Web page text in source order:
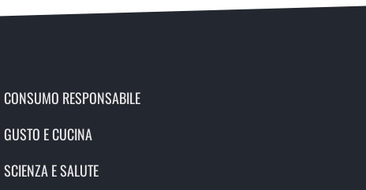
CONSUMO RESPONSABILE
GUSTO E CUCINA
SCIENZA E SALUTE